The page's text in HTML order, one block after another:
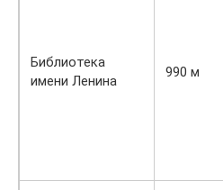
Библиотека
имени Ленина
990 м